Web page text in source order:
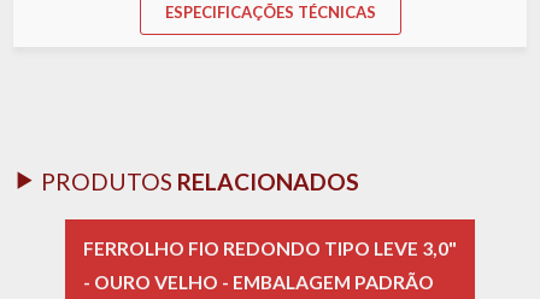
ESPECIFICAÇÕES TÉCNICAS
PRODUTOS RELACIONADOS
FERROLHO FIO REDONDO TIPO LEVE 3,0"
- OURO VELHO - EMBALAGEM PADRÃO